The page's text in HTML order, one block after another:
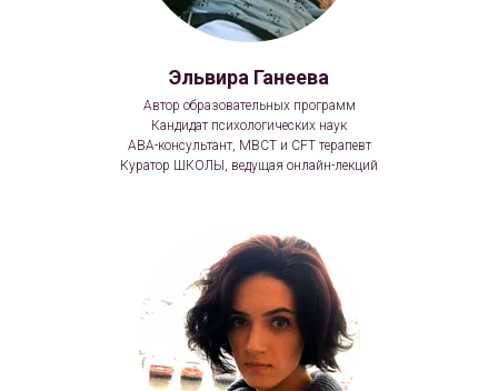
Эльвира Ганеева
Автор образовательных программ
Кандидат психологических наук
ABA-консультант, MBCT и CFT терапевт
Куратор ШКОЛЫ, ведущая онлайн-лекций